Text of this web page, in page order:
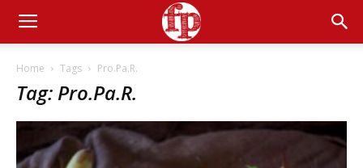
Home Tags Pro.Pa.R.
Tag: Pro.Pa.R.